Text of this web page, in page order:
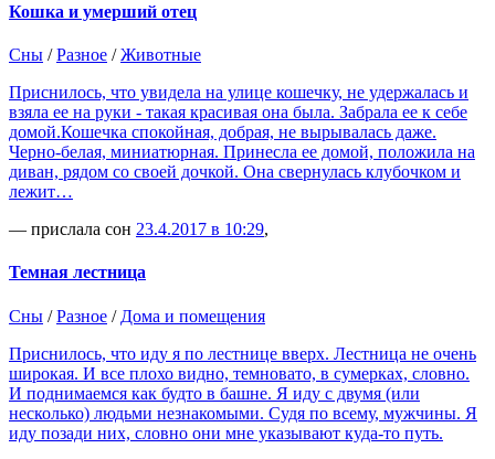
Кошка и умерший отец
Сны /Разное /Животные
Приснилось, что увидела на улице кошечку, не удержалась и
взяла ее на руки - такая красивая она была. Забрала ее к себе
домой.Кошечка спокойная, добрая, не вырывалась даже.
Черно-белая, миниатюрная. Принесла ее домой, положила на
диван, рядом со своей дочкой. Она свернулась клубочком и
лежит…
— прислала сон 23.4.2017 в 10:29,
Темная лестница
Сны /Разное / Дома и помещения
Приснилось, что иду я по лестнице вверх. Лестница не очень
широкая. И все плохо видно, темновато, в сумерках, словно.
И поднимаемся как будто в башне. Я иду с двумя (или
несколько) людьми незнакомыми. Судя по всему, мужчины. Я
иду позади них, словно они мне указывают куда-то путь.